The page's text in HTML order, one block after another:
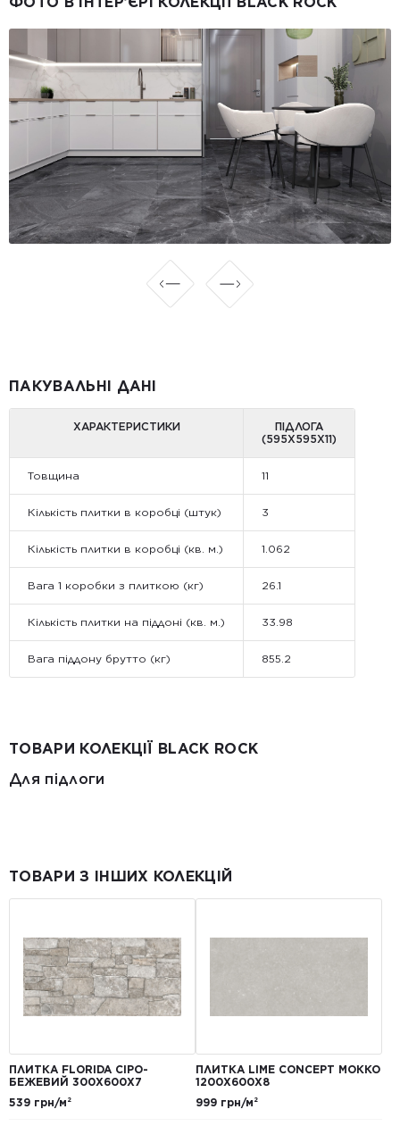
ПАКУВАЛЬНІ ДАНІ
ХАРАКТЕРИСТИКИ
ПІДЛОГА
(595X595X11)
Товщина 11
Кількість плитки в коробці (штук) 3
Кількість плитки в коробці (кв. м.) 1.062
Вага 1 коробки з плиткою (кг) 26.1
Кількість плитки на піддоні (кв. м.) 33.98
Вага піддону брутто (кг) 855.2
ТОВАРИ КОЛЕКЦІЇ BLACK ROCK
Для підлоги
ТОВАРИ З ІНШИХ КОЛЕКЦІЙ
ПЛИТКА FLORIDA СІРО-
БЕЖЕВИЙ 300Х600Х7
539 грн/м²
ПЛИТКА LIME CONCEPT МОККО
1200Х600Х8
999 грн/м²